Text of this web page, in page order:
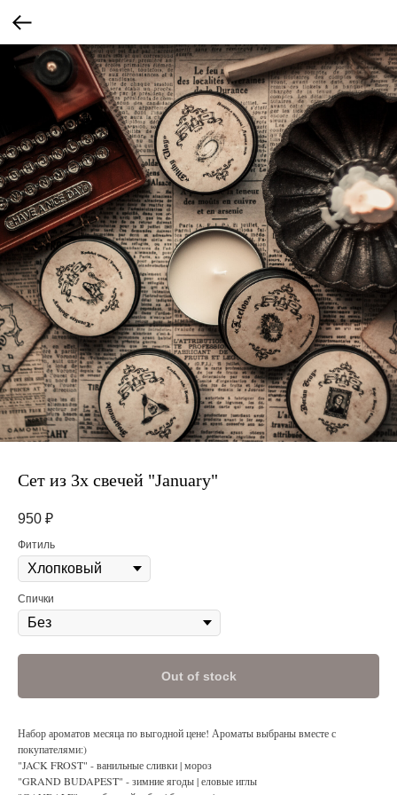
Сет из 3х свечей "January"
950 ₽
Фитиль
Спички
Out of stock
Набор ароматов месяца по выгодной цене! Ароматы выбраны вместе с
покупателями:)
"JACK FROST" - ванильные сливки | мороз
"GRAND BUDAPEST" - зимние ягоды | еловые иглы